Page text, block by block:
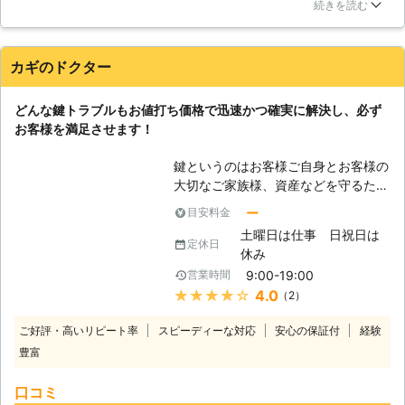
一般の車とは違い、特殊な形状のカギ
であることが多く、インロック時に開
錠が非常に困難とされています。ま
自分でインロック開錠をすることはと
ても難しく、短時間でインロックを開
車やセキュリティの高いお車も、カギ
の24時間なら短時間でスピーディー
にお開けすることが出来ます。また、
お客様の大切なお車に傷をつけないよ
う、丁寧に作業させて頂きますのでご
安心ください。当社では、高度な技術
が求められる高級車のスペアキーなし
の合鍵も製作することが出来ますの
は当社までご依頼ください。お電話、
したものにしました！無事に取り付けてもらう事が出来、家の
安全度が上がりました！鍵の事ならカギの24時間さんをおすす
山口県 下関市 2016年11月30日
続きを読む
カギのドクター
どんな鍵トラブルもお値打ち価格で迅速かつ確実に解決し、必ず
お客様を満足させます！
鍵というのはお客様ご自身とお客様の
大切なご家族様、資産などを守るため
に重大な役割を担っています。 ま
た、快適な移動手段として使用できる
車などの乗り物を運転するためにも必
要な物です。 このように、人が快適
な生活を送るためには必要不可欠な存
在であるため、何かしらの鍵を持ち歩
そのため、紛失・破損・閉じ込めなど
目安料金 ー
定休日
土曜日は仕事 日祝日は
休み
営業時間 9:00-19:00
★★★★★ 4.0（2）
ご好評・高いリピート率 スピーディーな対応 安心の保証付
経験
豊富
口コミ